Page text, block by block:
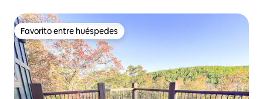
Favorito entre huéspedes
Favorito entre huéspedes